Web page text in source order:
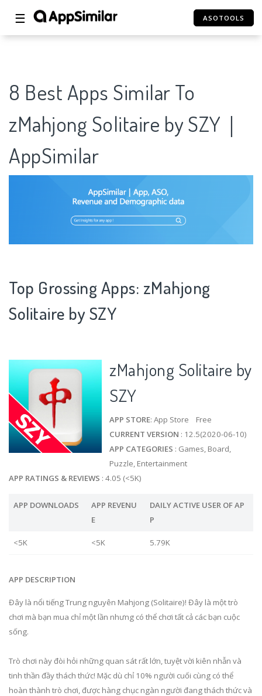
☰ ASOTOOLS
8 Best Apps Similar To
zMahjong Solitaire by SZY｜
AppSimilar
Top Grossing Apps: zMahjong
Solitaire by SZY
zMahjong Solitaire by
SZY
APP STORE: App Store Free
CURRENT VERSION : 12.5(2020-06-10)
APP CATEGORIES : Games, Board,
Puzzle, Entertainment
APP RATINGS & REVIEWS : 4.05 (<5K)
APP DOWNLOADS
APP REVENU
E
DAILY ACTIVE USER OF AP
P
<5K <5K 5.79K
APP DESCRIPTION
Đây là nổi tiếng Trung nguyên Mahjong (Solitaire)! Đây là một trò
chơi mà bạn mua chỉ một lần nhưng có thể chơi tất cả các bạn cuộc
sống.
Trò chơi này đòi hỏi những quan sát rất lớn, tuyệt vời kiên nhẫn và
tinh thần đầy thách thức! Mặc dù chỉ 10% người cuối cùng có thể
hoàn thành trò chơi, được hàng chục ngàn người đang thách thức và